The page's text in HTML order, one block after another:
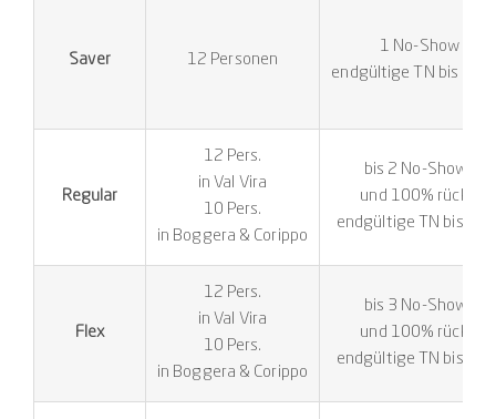
Saver 12 Personen
1 No-Show
endgültige TN bis 10
Regular
12 Pers.
in Val Vira
10 Pers.
in Boggera & Corippo
bis 2 No-Shows
und 100%
endgültige TN bis 7
Flex
12 Pers.
in Val Vira
10 Pers.
in Boggera & Corippo
bis 3 No-Shows
und 100%
endgültige TN bis 7